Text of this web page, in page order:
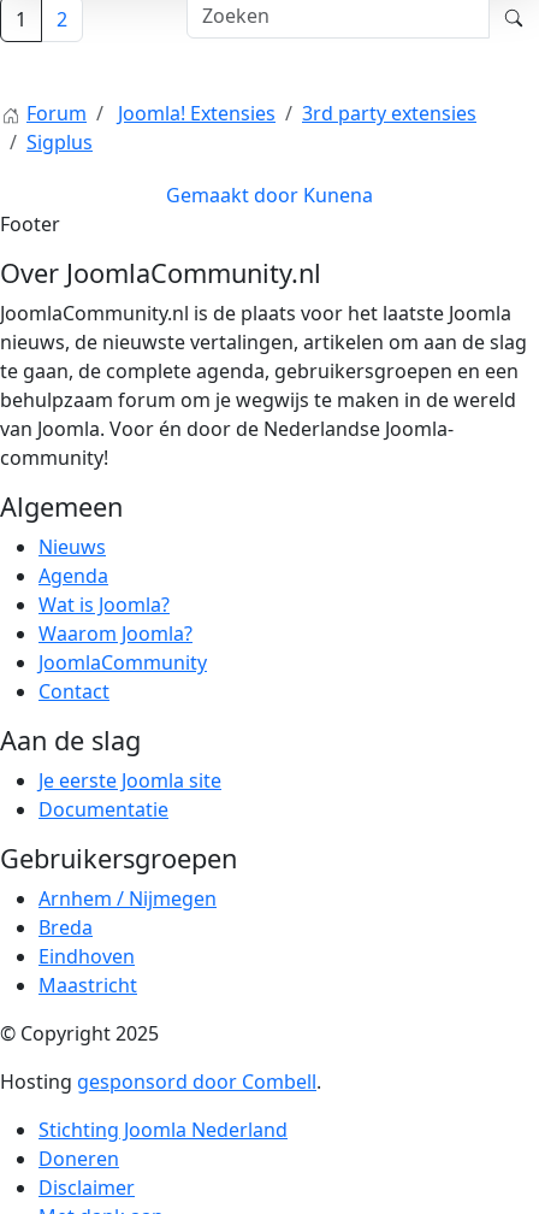
1 2
Forum Joomla! Extensies
3rd party extensies
Sigplus
Gemaakt door Kunena
Footer
Over JoomlaCommunity.nl
JoomlaCommunity.nl is de plaats voor het laatste Joomla
nieuws, de nieuwste vertalingen, artikelen om aan de slag
te gaan, de complete agenda, gebruikersgroepen en een
behulpzaam forum om je wegwijs te maken in de wereld
van Joomla. Voor én door de Nederlandse Joomla-
community!
Algemeen
Nieuws
Agenda
Wat is Joomla?
Waarom Joomla?
JoomlaCommunity
Contact
Aan de slag
Je eerste Joomla site
Documentatie
Gebruikersgroepen
Arnhem / Nijmegen
Breda
Eindhoven
Maastricht
© Copyright 2025
Hosting gesponsord door Combell.
Stichting Joomla Nederland
Doneren
Disclaimer